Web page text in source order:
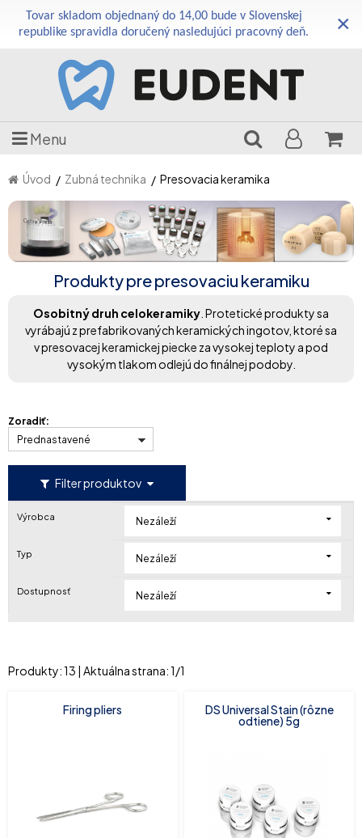
Tovar skladom objednaný do 14,00 bude v Slovenskej
republike spravidla doručený nasledujúci pracovný deň.
×
Menu
Úvod Zubná technika Presovacia keramika
Produkty pre presovaciu keramiku
Osobitný druh celokeramiky . Protetické produkty sa
vyrábajú z prefabrikovaných keramických ingotov, ktoré sa
v presovacej keramickej piecke za vysokej teploty a pod
vysokým tlakom odlejú do finálnej podoby.
Filter produktov
Zoradiť:
Prednastavené
Výrobca Nezáleží
Typ Nezáleží
Dostupnosť Nezáleží
Produkty:13 | Aktuálna strana:1/1
Firing pliers DS Universal Stain (rôzne
odtiene) 5g